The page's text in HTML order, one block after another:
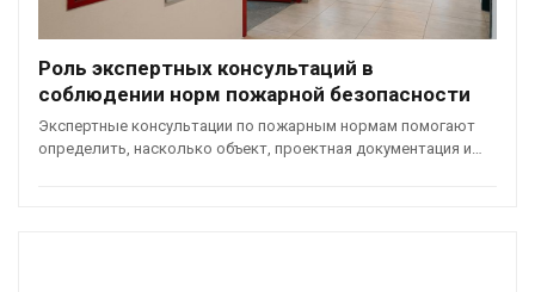
Роль экспертных консультаций в
соблюдении норм пожарной безопасности
Экспертные консультации по пожарным нормам помогают
определить, насколько объект, проектная документация и…